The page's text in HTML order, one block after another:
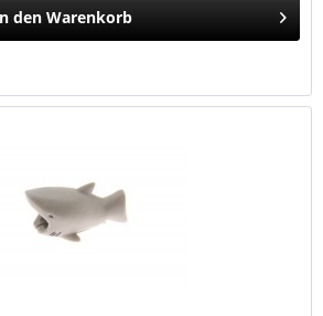
den Warenkorb